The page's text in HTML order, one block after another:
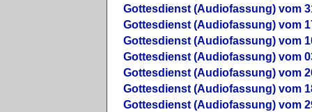
Gottesdienst (Audiofassung) vom
Gottesdienst (Audiofassung) vom
Gottesdienst (Audiofassung) vom
Gottesdienst (Audiofassung) vom
Gottesdienst (Audiofassung) vom
Gottesdienst (Audiofassung) vom
Gottesdienst (Audiofassung) vom